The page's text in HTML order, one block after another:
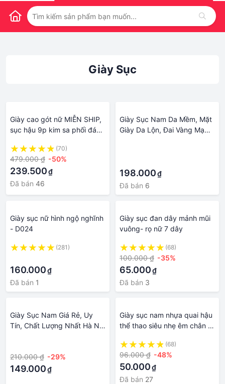
Giày Sục
Giày cao gót nữ MIỄN SHIP,
sục hậu 9p kim sa phối đá
(70)
479.000 ₫ -50%
239.500₫
Đã bán 46
Giày Sục Nam Da Mềm, Mặt
Giày Da Lộn, Đai Vàng Mạ
198.000₫
Đã bán 6
Giày sục nữ hình ngộ nghĩnh
- D024
(281)
160.000₫
Đã bán 1
Giày sục đan dây mảnh mũi
vuông- rọ nữ 7 dây
(68)
100.000 ₫ -35%
65.000₫
Đã bán 3
Giày Sục Nam Giá Rẻ, Uy
Tín, Chất Lượng Nhất Hà Nội
210.000 ₫ -29%
149.000₫
Giày sục nam nhựa quai hậu
thể thao siêu nhẹ êm chân lỗ
chống nước siêu bền
validep03 V340
(68)
96.000 ₫ -48%
50.000₫
Đã bán 27